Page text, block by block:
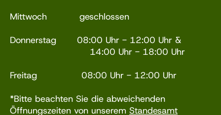
Mittwoch geschlossen
Donnerstag 08:00 Uhr - 12:00 Uhr &
14:00 Uhr - 18:00 Uhr
Freitag 08:00 Uhr - 12:00 Uhr
*Bitte beachten Sie die abweichenden
Öffnungszeiten von unserem Standesamt